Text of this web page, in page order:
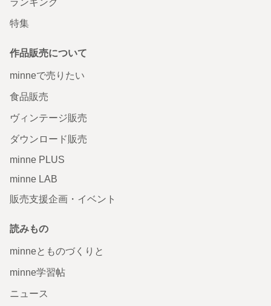
特集
作品販売について
minneで売りたい
食品販売
ヴィンテージ販売
ダウンロード販売
minne PLUS
minne LAB
販売支援企画・イベント
読みもの
minneとものづくりと
minne学習帖
ニュース